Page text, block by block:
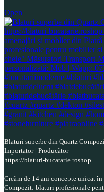
Open
Blaturi superbe din Quartz
Importator | Producător
https://blaturi-bucatarie.roshop
Creăm de 14 ani concepte unicat
Compozit: blaturi profesionale